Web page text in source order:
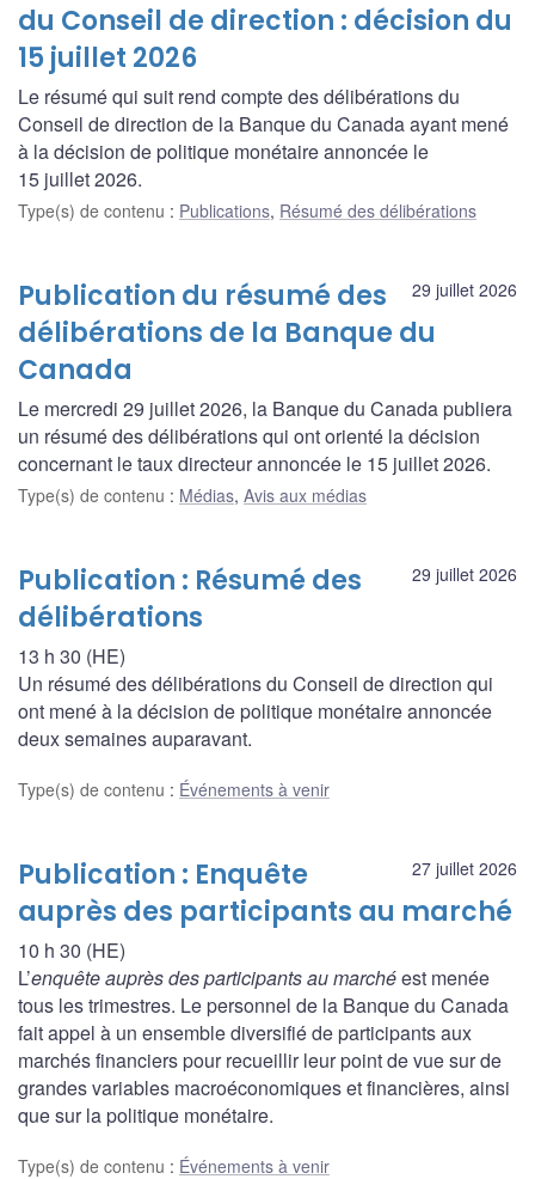
du Conseil de direction : décision du
15 juillet 2026
Le résumé qui suit rend compte des délibérations du
Conseil de direction de la Banque du Canada ayant mené
à la décision de politique monétaire annoncée le
15 juillet 2026.
Type(s) de contenu : Publications, Résumé des délibérations
29 juillet 2026
Publication du résumé des
délibérations de la Banque du
Canada
Le mercredi 29 juillet 2026, la Banque du Canada publiera
un résumé des délibérations qui ont orienté la décision
concernant le taux directeur annoncée le 15 juillet 2026.
Type(s) de contenu : Médias, Avis aux médias
29 juillet 2026
Publication : Résumé des
délibérations
13 h 30 (HE)
Un résumé des délibérations du Conseil de direction qui
ont mené à la décision de politique monétaire annoncée
deux semaines auparavant.
Type(s) de contenu : Événements à venir
27 juillet 2026
Publication : Enquête
auprès des participants au marché
10 h 30 (HE)
L’enquête auprès des participants au marchéest menée
tous les trimestres. Le personnel de la Banque du Canada
fait appel à un ensemble diversifié de participants aux
marchés financiers pour recueillir leur point de vue sur de
grandes variables macroéconomiques et financières, ainsi
que sur la politique monétaire.
Type(s) de contenu : Événements à venir